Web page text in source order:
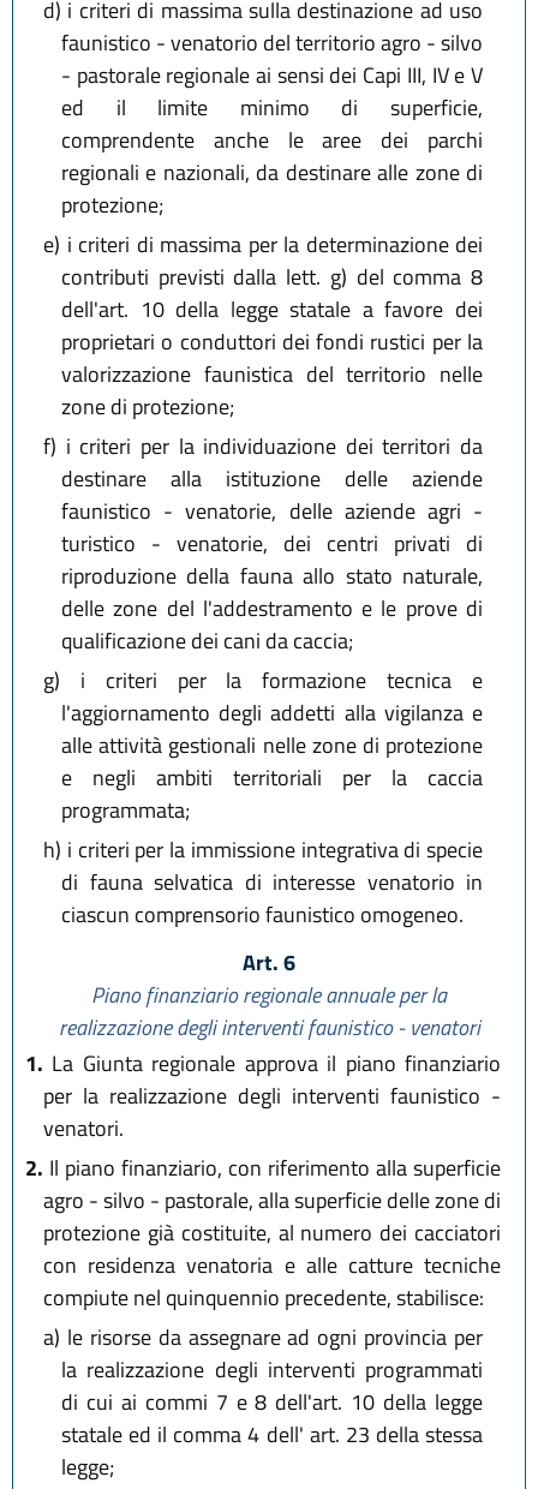
d) i criteri di massima sulla destinazione ad uso
faunistico - venatorio del territorio agro - silvo
- pastorale regionale ai sensi dei Capi III, IV e V
ed il limite minimo di superficie,
comprendente anche le aree dei parchi
regionali e nazionali, da destinare alle zone di
protezione;
e) i criteri di massima per la determinazione dei
contributi previsti dalla lett. g) del comma 8
dell'art. 10 della legge statale a favore dei
proprietari o conduttori dei fondi rustici per la
valorizzazione faunistica del territorio nelle
zone di protezione;
f) i criteri per la individuazione dei territori da
destinare alla istituzione delle aziende
faunistico - venatorie, delle aziende agri -
turistico - venatorie, dei centri privati di
riproduzione della fauna allo stato naturale,
delle zone del l'addestramento e le prove di
qualificazione dei cani da caccia;
g) i criteri per la formazione tecnica e
l'aggiornamento degli addetti alla vigilanza e
alle attività gestionali nelle zone di protezione
e negli ambiti territoriali per la caccia
programmata;
h) i criteri per la immissione integrativa di specie
di fauna selvatica di interesse venatorio in
ciascun comprensorio faunistico omogeneo.
Art. 6
Piano finanziario regionale annuale per la
realizzazione degli interventi faunistico - venatori
1. La Giunta regionale approva il piano finanziario
per la realizzazione degli interventi faunistico -
venatori.
2. Il piano finanziario, con riferimento alla superficie
agro - silvo - pastorale, alla superficie delle zone di
protezione già costituite, al numero dei cacciatori
con residenza venatoria e alle catture tecniche
compiute nel quinquennio precedente, stabilisce:
a) le risorse da assegnare ad ogni provincia per
la realizzazione degli interventi programmati
di cui ai commi 7 e 8 dell'art. 10 della legge
statale ed il comma 4 dell' art. 23 della stessa
legge;